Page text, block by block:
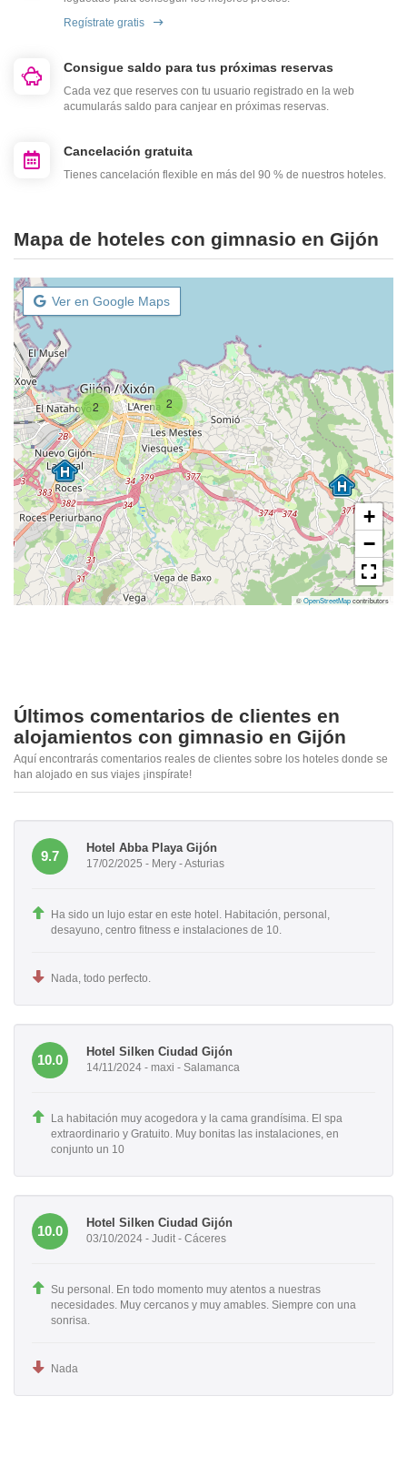
Regístrate gratis
Consigue saldo para tus próximas reservas
Cada vez que reserves con tu usuario registrado en la web
acumularás saldo para canjear en próximas reservas.
Cancelación gratuita
Tienes cancelación flexible en más del 90 % de nuestros hoteles.
Mapa de hoteles con gimnasio en Gijón
Ver en Google Maps
2 2
+
−
©OpenStreetMapcontributors
Últimos comentarios de clientes en
alojamientos con gimnasio en Gijón
Aquí encontrarás comentarios reales de clientes sobre los hoteles donde se
han alojado en sus viajes ¡inspírate!
9.7
Hotel Abba Playa Gijón
17/02/2025 - Mery - Asturias
Ha sido un lujo estar en este hotel. Habitación, personal,
desayuno, centro fitness e instalaciones de 10.
Nada, todo perfecto.
10.0
Hotel Silken Ciudad Gijón
14/11/2024 - maxi - Salamanca
La habitación muy acogedora y la cama grandísima. El spa
extraordinario y Gratuito. Muy bonitas las instalaciones, en
conjunto un 10
10.0
Hotel Silken Ciudad Gijón
03/10/2024 - Judit - Cáceres
Su personal. En todo momento muy atentos a nuestras
necesidades. Muy cercanos y muy amables. Siempre con una
sonrisa.
Nada